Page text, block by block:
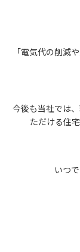
「電気代の削減
今後も当社では
ただける住
いつ